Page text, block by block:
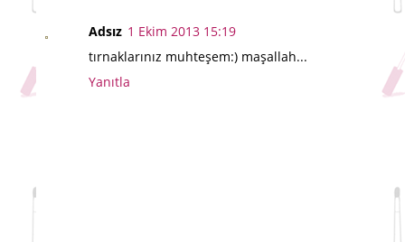
Adsız 1 Ekim 2013 15:19
tırnaklarınız muhteşem:) maşallah...
Yanıtla